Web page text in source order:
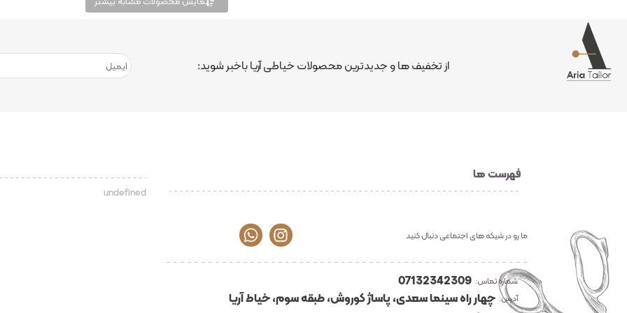
از تخفیف ها و جدیدترین محصولات خیاطی آریا باخبر شوید:
فهرست ها
ما رو در شیکه های اجتماعی دنبال کنید
شماره تماس: 07132342309
آدرس: چهار راه سینما سعدی، پاساژ کوروش، طبقه سوم، خیاط آریا
undefined